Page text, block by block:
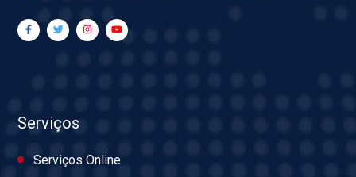
Serviços
Serviços Online